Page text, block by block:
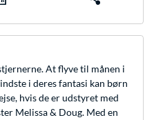
At flyve til månen i
i deres fantasi kan børn
hvis de er udstyret med
Melissa & Doug. Med en